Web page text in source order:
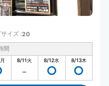
イズ :20
間
月 8/11火 8/12水 8/13木